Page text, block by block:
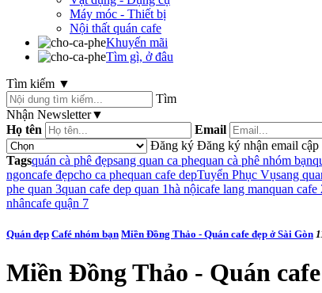
Máy móc - Thiết bị
Nội thất quán cafe
Khuyến mãi
Tìm gì, ở đâu
Tìm kiếm ▼
Tìm
Nhận Newsletter▼
Họ tên
Email
Đăng ký Đăng ký nhận email
Tagsquán cà phê đẹpsang quan ca phequan cà phê nhóm bạn
ngoncafe đẹpcho ca phequan cafe depTuyển Phục Vụsang
phe quan 3quan cafe dep quan 1hà nộicafe lang manquan cafe
nhâncafe quận 7
Quán đẹp Café nhóm bạn Miền Đồng Thảo - Quán cafe đẹp ở Sài Gòn
Miền Đồng Thảo - Quán